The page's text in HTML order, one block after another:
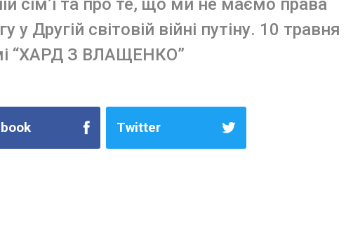
сім’ї та про те, що ми не маємо права
у Другій світовій війні путіну. 10 травня
“ХАРД З ВЛАЩЕНКО”
Twitter